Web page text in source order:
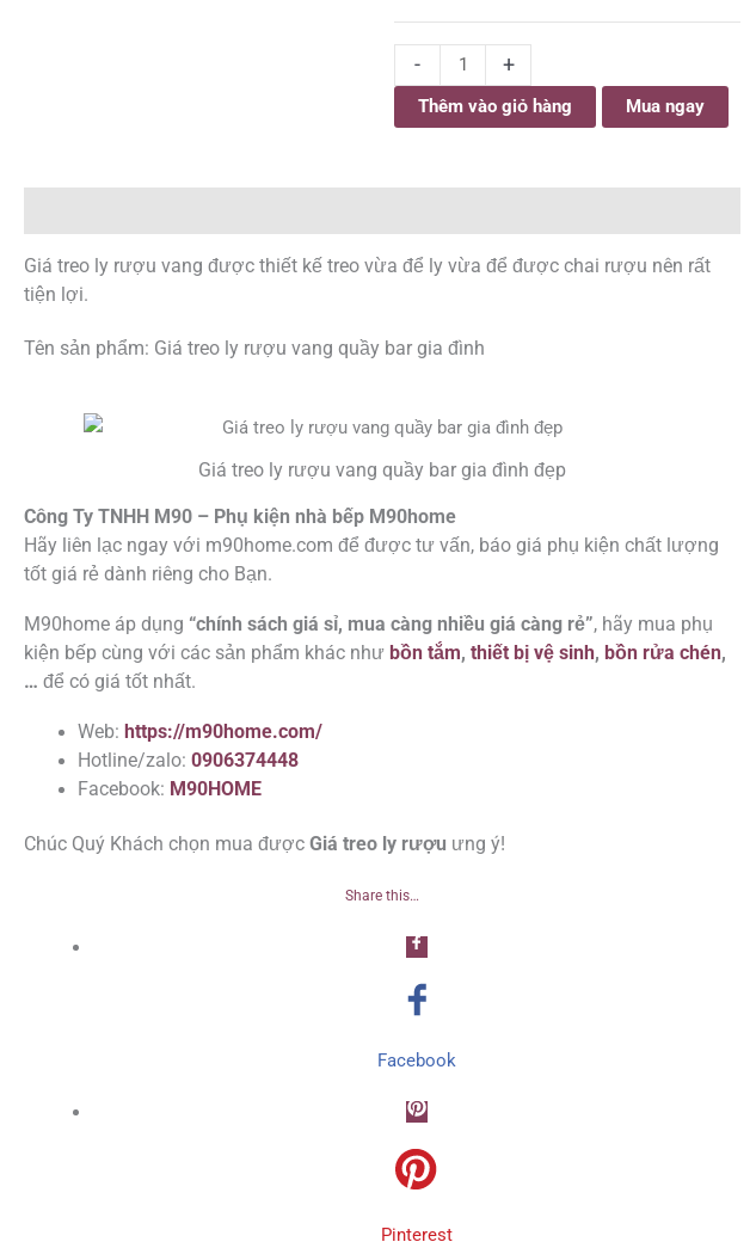
-
gia
đình
+
Thêm vào giỏ hàng Mua ngay
Giá treo ly rượu vang được thiết kế treo vừa để ly vừa để được chai rượu nên rất
tiện lợi.
Tên sản phẩm: Giá treo ly rượu vang quầy bar gia đình
Giá treo ly rượu vang quầy bar gia đình đẹp
Công Ty TNHH M90 – Phụ kiện nhà bếp M90home
Hãy liên lạc ngay với m90home.com để được tư vấn, báo giá phụ kiện chất lượng
tốt giá rẻ dành riêng cho Bạn.
M90home áp dụng “chính sách giá sỉ, mua càng nhiều giá càng rẻ”, hãy mua phụ
kiện bếp cùng với các sản phẩm khác như bồn tắm, thiết bị vệ sinh, bồn rửa chén,
… để có giá tốt nhất.
Web: https://m90home.com/
Hotline/zalo: 0906374448
Facebook: M90HOME
Chúc Quý Khách chọn mua được Giá treo ly rượu ưng ý!
Share this…
Facebook
Pinterest